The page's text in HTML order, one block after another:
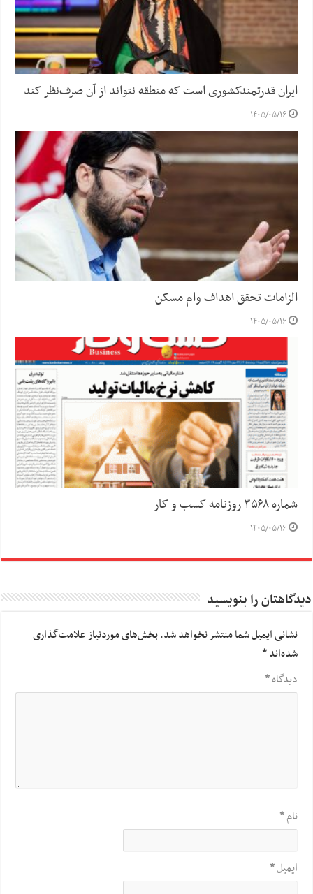
ایران قدرتمندکشوری است که منطقه نتواند از آن صرف‌نظر کند
۱۴۰۵/۰۵/۱۶
الزامات تحقق اهداف وام مسکن
۱۴۰۵/۰۵/۱۶
شماره ۳۵۶۸ روزنامه کسب و کار
۱۴۰۵/۰۵/۱۶
دیدگاهتان را بنویسید
نشانی ایمیل شما منتشر نخواهد شد.بخش‌های موردنیاز علامت‌گذاری
شده‌اند*
دیدگاه*
نام*
ایمیل*